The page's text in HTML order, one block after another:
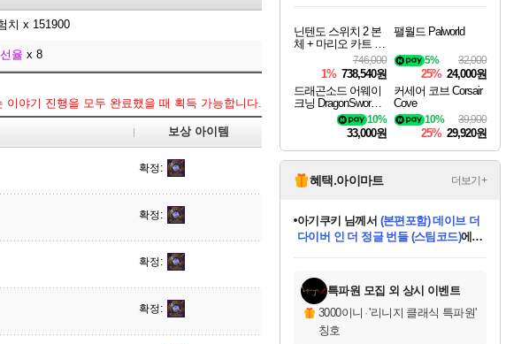
치 x 151900
율 x 8
야기 진행을 모두 완료했을 때 획득 가능합니다.
보상 아이템
확정
확정
확정
확정
최대 90% 할인가를 만나보세요!
네이버혜택과 함께 만나보세요!
이니&베니 혜택까지!
네이버 혜택가와 함께 예약하세요!
할인&네이버혜택으로 만나보세요!
네이버페이 혜택과 만나보세요!
40주년 프로모션으로 만나보세요!
네이버 포인트 혜택까지!
할인가에 만나보세요!
일부 에디션 상시 할인!
혜택으로 예약 판매 중
편안하게 충전하세요
닌텐도 스위치 2 본
체 + 마리오 카트 월
746,000
1% 738,540원
팰월드 Palworld
32,000
5%
25% 24,000원
드래곤소드 어웨이
크닝 DragonSword A
10%
33,000원
커세어 코브 Corsair
Cove
39,900
10%
25% 29,920원
혜택.아이마트 더보기+
당첨되셨습니다.
다이버 인 더 정글 번들 (스팀코드)에
당첨되셨습니다.
eksxo님께서디스코 엘리시움 최종판
당첨되셨습니다.
당첨되셨습니다.
에디션 (스팀코드)를 교환.
당첨되셨습니다.
당첨되셨습니다.
당첨되셨습니다.
당첨되셨습니다.
특파원 모집 외 상시 이벤트
3000이니 ·'리니지 클래식 특파원'
칭호